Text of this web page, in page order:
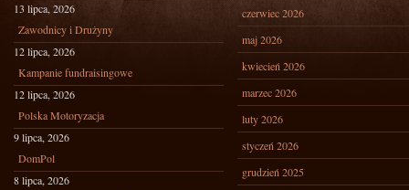
13 lipca, 2026
Zawodnicy i Drużyny
12 lipca, 2026
Kampanie fundraisingowe
12 lipca, 2026
Polska Motoryzacja
9 lipca, 2026
DomPol
8 lipca, 2026
czerwiec 2026
maj 2026
kwiecień 2026
marzec 2026
luty 2026
styczeń 2026
grudzień 2025